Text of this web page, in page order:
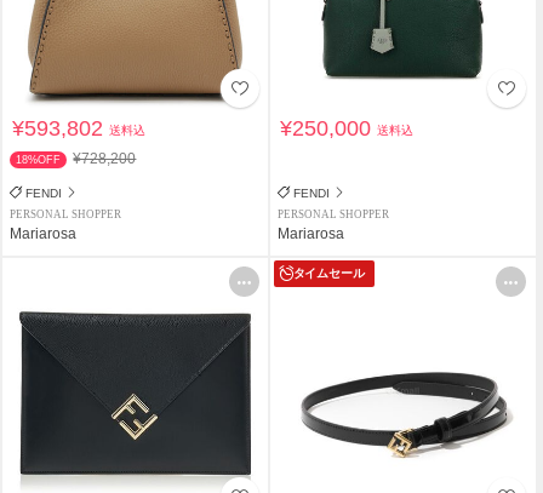
¥593,802送料込
18%OFF ¥728,200
FENDI
PERSONAL SHOPPER
Mariarosa
¥250,000送料込
FENDI
PERSONAL SHOPPER
Mariarosa
タイムセール